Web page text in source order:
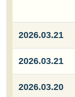
2026.03.21
2026.03.21
2026.03.20